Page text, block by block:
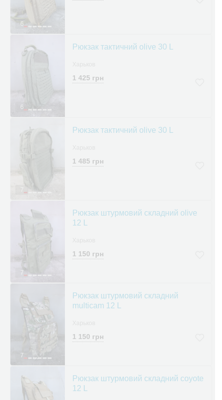
6
6
Рюкзак тактичний olive 30 L
1 425 грн
7
Рюкзак тактичний olive 30 L
1 485 грн
7
Рюкзак штурмовий складний olive
12 L
1 150 грн
7
Рюкзак штурмовий складний
multicam 12 L
1 150 грн
Рюкзак штурмовий складний coyote
12 L